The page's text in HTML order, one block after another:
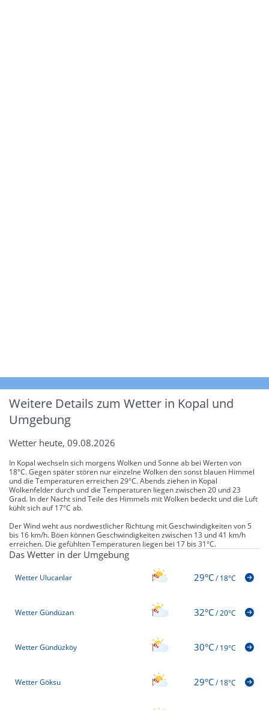
Weitere Details zum Wetter in Kopal und
Umgebung
Wetter heute, 09.08.2026
In Kopal wechseln sich morgens Wolken und Sonne ab bei Werten von
18°C. Gegen später stören nur einzelne Wolken den sonst blauen Himmel
und die Temperaturen erreichen 29°C. Abends ziehen in Kopal
Wolkenfelder durch und die Temperaturen liegen zwischen 20 und 23
Grad. In der Nacht sind Teile des Himmels mit Wolken bedeckt und die Luft
kühlt sich auf 17°C ab.
Der Wind weht aus nordwestlicher Richtung mit Geschwindigkeiten von 5
bis 16 km/h. Böen können Geschwindigkeiten zwischen 13 und 41 km/h
erreichen. Die gefühlten Temperaturen liegen bei 17 bis 31°C.
Das Wetter in der Umgebung
Wetter Ulucanlar 29°C/18°C
Wetter Gündüzan 32°C/20°C
Wetter Gündüzköy 30°C/19°C
Wetter Göksu 29°C/18°C